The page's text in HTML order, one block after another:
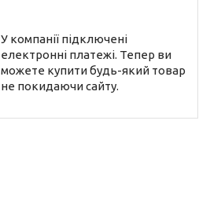
У компанії підключені
електронні платежі. Тепер ви
можете купити будь-який товар
не покидаючи сайту.